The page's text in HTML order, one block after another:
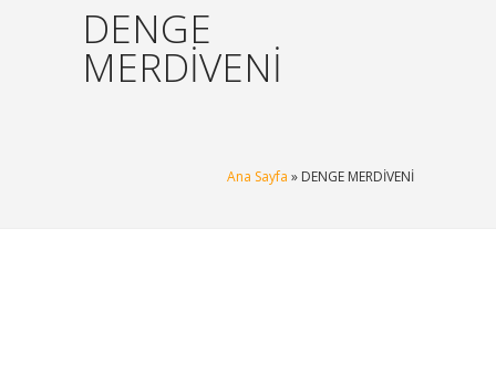
DENGE
MERDİVENİ
Ana Sayfa » DENGE MERDİVENİ